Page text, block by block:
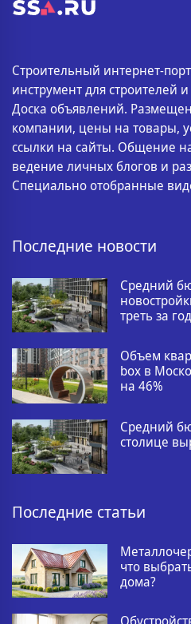
Строительный интернет-
инструмент для строителей
Доска объявлений.
компании, цены на товары,
ссылки на сайты. Общение
ведение личных блогов и
Специально отобранные
Последние новости
Средний
треть за год
Объем
box в
на 46%
Средний
столице
Последние статьи
что
дома?